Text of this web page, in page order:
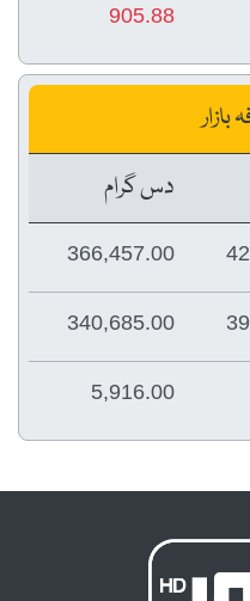
905.88
بازار
دس گرام
366,457.00
340,685.00
5,916.00